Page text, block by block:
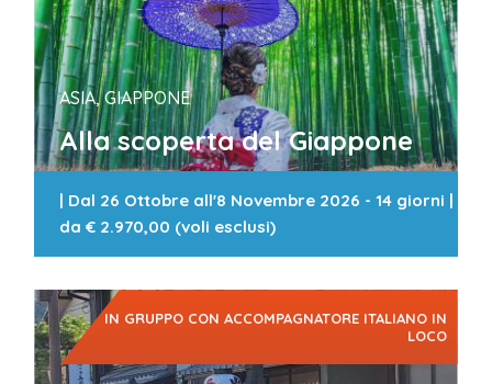
ASIA, GIAPPONE
Alla scoperta del Giappone
| Dal 26 Ottobre all'8 Novembre 2026 - 14 giorni |
da€ 2.970,00 (voli esclusi)
IN GRUPPO CON ACCOMPAGNATORE ITALIANO IN
LOCO